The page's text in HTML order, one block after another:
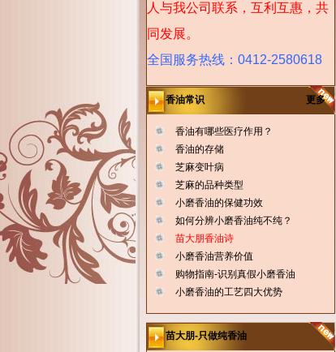
人与我公司联系，互利互惠，共
同发展。
全国服务热线：0412-2580618
更多
香油常识
香油有哪些医疗作用？
香油的存储
芝麻变叶病
芝麻的品种类型
小磨香油的保健功效
如何分辨小磨香油纯不纯？
苗大朋香油诗
小磨香油营养价值
购物指南-识别真假小磨香油
小磨香油的工艺四大优势
苗大朋-只做纯香油